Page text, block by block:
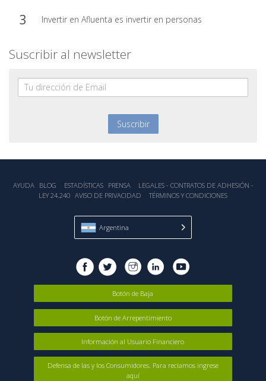
Invertir en Afluenta es invertir en personas
Suscribir al newsletter
AYUDA BLOG ESTADÍSTICA‎S PRENSA
LEGALES - CONTRATOS DE ADHESIÓN -
LEY 24.240 AVISO DE PRIVACIDAD TÉRMINOS Y CONDICIONES
Argentina
Botón de Baja
Botón de Arrepentimiento
Información al Usuario Financiero
Defensa de las y los Consumidores. Para reclamos ingrese
aquí